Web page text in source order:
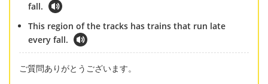
fall.
This region of the tracks has trains that run late
every fall.
ご質問ありがとうございます。